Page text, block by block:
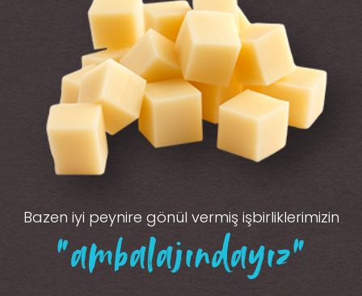
Bazen iyi peynire gönül vermiş işbirliklerimizin
“ambalajındayız”